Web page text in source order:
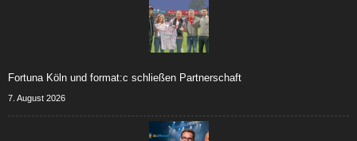
Fortuna Köln und format:c schließen Partnerschaft
7. August 2026